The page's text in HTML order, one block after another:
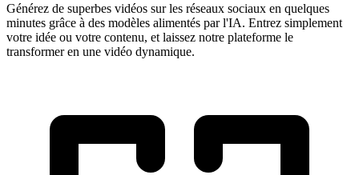
Générez de superbes vidéos sur les réseaux sociaux en quelques
minutes grâce à des modèles alimentés par l'IA. Entrez simplement
votre idée ou votre contenu, et laissez notre plateforme le
transformer en une vidéo dynamique.